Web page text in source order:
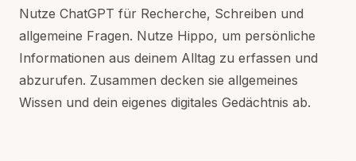
Nutze ChatGPT für Recherche, Schreiben und
allgemeine Fragen. Nutze Hippo, um persönliche
Informationen aus deinem Alltag zu erfassen und
abzurufen. Zusammen decken sie allgemeines
Wissen und dein eigenes digitales Gedächtnis ab.